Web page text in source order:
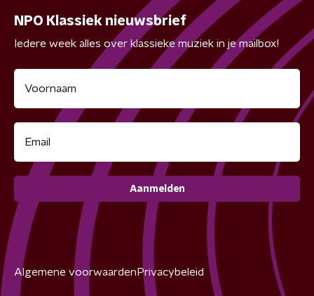
NPO Klassiek nieuwsbrief
Iedere week alles over klassieke muziek in je mailbox!
Aanmelden
Algemene voorwaarden Privacybeleid